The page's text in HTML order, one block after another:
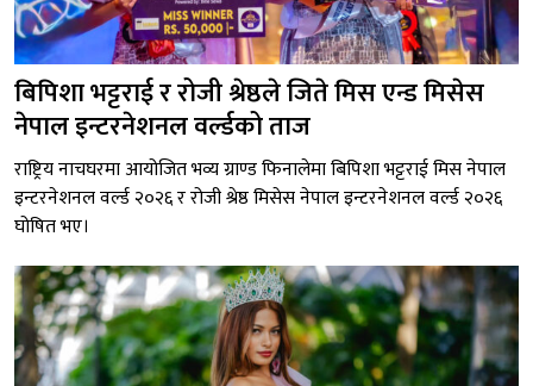
बिपिशा भट्टराई र रोजी श्रेष्ठले जिते मिस एन्ड मिसेस
नेपाल इन्टरनेशनल वर्ल्डको ताज
राष्ट्रिय नाचघरमा आयोजित भव्य ग्राण्ड फिनालेमा बिपिशा भट्टराई मिस नेपाल
इन्टरनेशनल वर्ल्ड २०२६ र रोजी श्रेष्ठ मिसेस नेपाल इन्टरनेशनल वर्ल्ड २०२६
घोषित भए।